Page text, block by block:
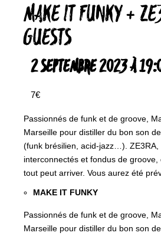
MAKE IT FUNKY +
GUESTS
2 SEPTEMBRE 2023 À
7€
Passionnés de funk et de groove,
Marseille pour distiller du bon son
(funk brésilien, acid-jazz…). ZE3RA,
interconnectés et fondus de
tout peut arriver. Vous aurez été
MAKE IT FUNKY
Passionnés de funk et de groove,
Marseille pour distiller du bon son